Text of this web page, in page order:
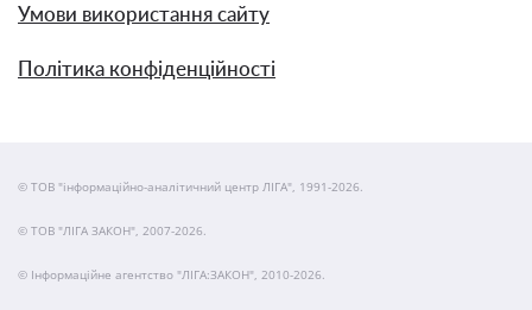
Умови використання сайту
Політика конфіденційності
© ТОВ "інформаційно-аналітичний центр ЛІГА", 1991-2026.
© ТОВ "ЛІГА ЗАКОН", 2007-2026.
© Інформаційне агентство "ЛІГА:ЗАКОН", 2010-2026.